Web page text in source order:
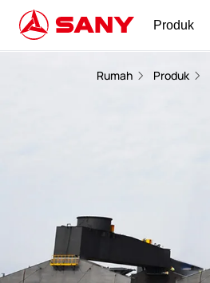
Produk
Rumah Produk